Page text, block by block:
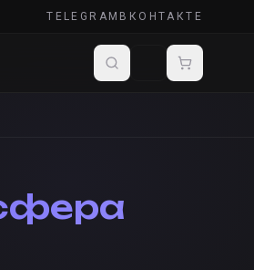
TELEGRAM ВКОНТАКТЕ